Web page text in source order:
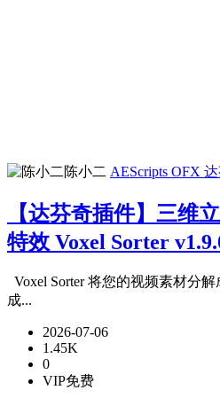
陈小二 AEScripts OFX
【达芬奇插件】三维
特效 Voxel Sorter
Voxel Sorter 将您的视频素材分
成...
2026-07-06
1.45K
0
VIP免费